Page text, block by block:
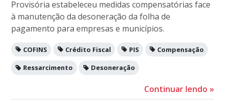
Provisória estabeleceu medidas compensatórias face
à manutenção da desoneração da folha de
pagamento para empresas e municípios.
COFINS Crédito Fiscal PIS Compensação
Ressarcimento Desoneração
Continuar lendo »